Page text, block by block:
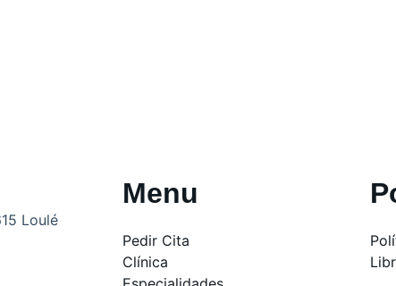
Loulé
Menu
Pedir Cita
Clínica